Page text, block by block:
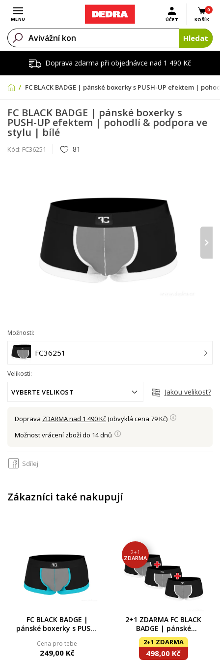
Doprava zdarma při objednávce nad 1 490 Kč
Otevřít menu
MENU
0
KOŠÍK
ÚČET
Hledat
FC BLACK BADGE | pánské boxerky s PUSH-UP efektem |
FC BLACK BADGE | pánské boxerky s
PUSH-UP efektem | pohodlí & podpora ve
stylu | bílé
Kód: FC36251 81
›
Možnosti:
FC36251
Velikosti:
VYBERTE VELIKOST Jakou velikost?
Doprava ZDARMA nad 1 490 Kč(obvyklá cena 79 Kč)
Možnost vrácení zboží do 14 dnů
Sdílej
Zákazníci také nakupují
FC BLACK BADGE |
pánské boxerky s PUSH-
podpora ve stylu
Cena pro tebe
249,00 Kč
2+1
ZDARMA
2+1 ZDARMA FC BLACK
BADGE | pánské
boxerky s PUSH-UP
efektem | pohodlí &
podpora ve stylu
2+1 ZDARMA
498,00 Kč